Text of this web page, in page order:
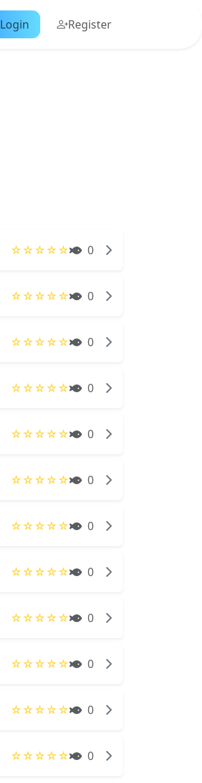
Login Register
☆☆☆☆☆ 0
☆☆☆☆☆ 0
☆☆☆☆☆ 0
☆☆☆☆☆ 0
☆☆☆☆☆ 0
☆☆☆☆☆ 0
☆☆☆☆☆ 0
☆☆☆☆☆ 0
☆☆☆☆☆ 0
☆☆☆☆☆ 0
☆☆☆☆☆ 0
☆☆☆☆☆ 0